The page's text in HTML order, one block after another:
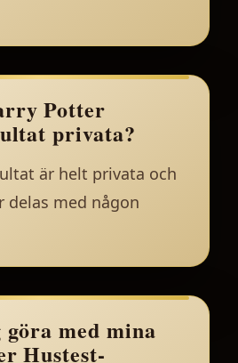
Potter
privata?
är helt privata och
delas med någon
göra med mina
Hustest-